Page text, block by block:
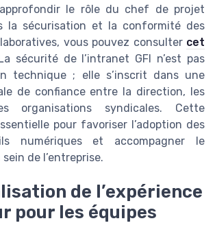
le rôle du chef de projet
la sécurisation et la conformité des
vous pouvez consulter cet
sécurité de l’intranet GFI n’est pas
technique ; elle s’inscrit dans une
de confiance entre la direction, les
organisations syndicales. Cette
pour favoriser l’adoption des
numériques et accompagner le
de l’entreprise.
de l’expérience
pour les équipes